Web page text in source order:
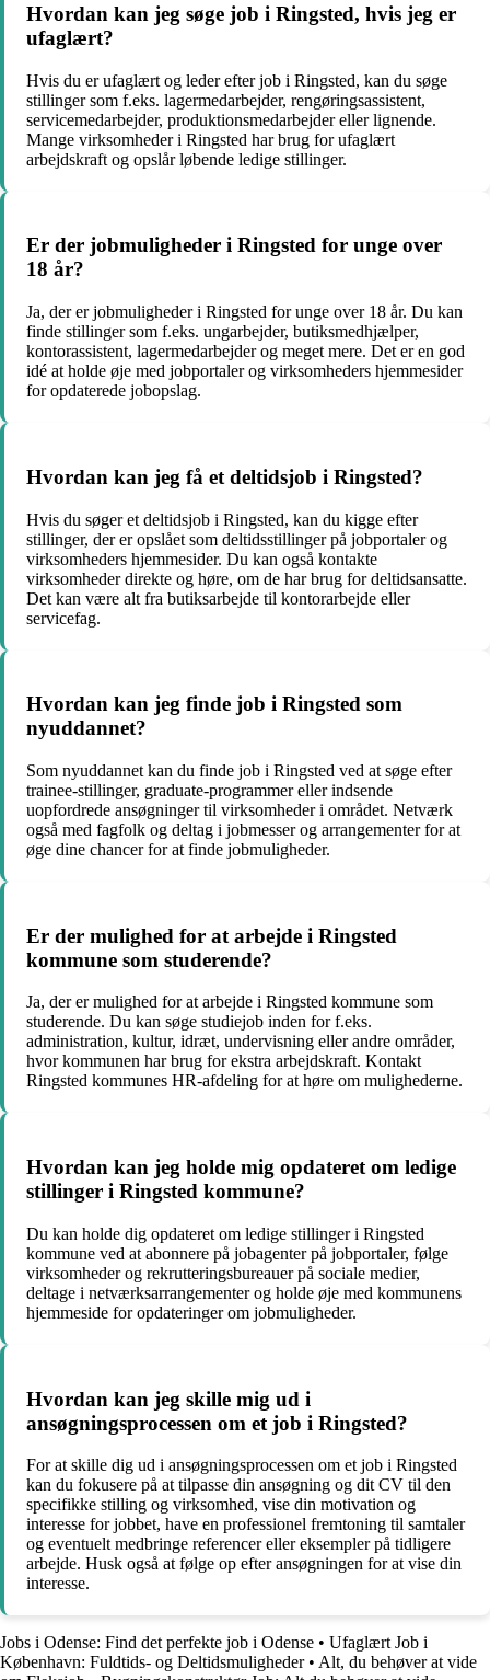
Hvordan kan jeg søge job i Ringsted, hvis jeg er
ufaglært?
Hvis du er ufaglært og leder efter job i Ringsted, kan du søge
stillinger som f.eks. lagermedarbejder, rengøringsassistent,
servicemedarbejder, produktionsmedarbejder eller lignende.
Mange virksomheder i Ringsted har brug for ufaglært
arbejdskraft og opslår løbende ledige stillinger.
Er der jobmuligheder i Ringsted for unge over
18 år?
Ja, der er jobmuligheder i Ringsted for unge over 18 år. Du kan
finde stillinger som f.eks. ungarbejder, butiksmedhjælper,
kontorassistent, lagermedarbejder og meget mere. Det er en god
idé at holde øje med jobportaler og virksomheders hjemmesider
for opdaterede jobopslag.
Hvordan kan jeg få et deltidsjob i Ringsted?
Hvis du søger et deltidsjob i Ringsted, kan du kigge efter
stillinger, der er opslået som deltidsstillinger på jobportaler og
virksomheders hjemmesider. Du kan også kontakte
virksomheder direkte og høre, om de har brug for deltidsansatte.
Det kan være alt fra butiksarbejde til kontorarbejde eller
servicefag.
Hvordan kan jeg finde job i Ringsted som
nyuddannet?
Som nyuddannet kan du finde job i Ringsted ved at søge efter
trainee-stillinger, graduate-programmer eller indsende
uopfordrede ansøgninger til virksomheder i området. Netværk
også med fagfolk og deltag i jobmesser og arrangementer for at
øge dine chancer for at finde jobmuligheder.
Er der mulighed for at arbejde i Ringsted
kommune som studerende?
Ja, der er mulighed for at arbejde i Ringsted kommune som
studerende. Du kan søge studiejob inden for f.eks.
administration, kultur, idræt, undervisning eller andre områder,
hvor kommunen har brug for ekstra arbejdskraft. Kontakt
Ringsted kommunes HR-afdeling for at høre om mulighederne.
Hvordan kan jeg holde mig opdateret om ledige
stillinger i Ringsted kommune?
Du kan holde dig opdateret om ledige stillinger i Ringsted
kommune ved at abonnere på jobagenter på jobportaler, følge
virksomheder og rekrutteringsbureauer på sociale medier,
deltage i netværksarrangementer og holde øje med kommunens
hjemmeside for opdateringer om jobmuligheder.
Hvordan kan jeg skille mig ud i
ansøgningsprocessen om et job i Ringsted?
For at skille dig ud i ansøgningsprocessen om et job i Ringsted
kan du fokusere på at tilpasse din ansøgning og dit CV til den
specifikke stilling og virksomhed, vise din motivation og
interesse for jobbet, have en professionel fremtoning til samtaler
og eventuelt medbringe referencer eller eksempler på tidligere
arbejde. Husk også at følge op efter ansøgningen for at vise din
interesse.
Jobs i Odense: Find det perfekte job i Odense • Ufaglært Job i
København: Fuldtids- og Deltidsmuligheder• Alt, du behøver at vide